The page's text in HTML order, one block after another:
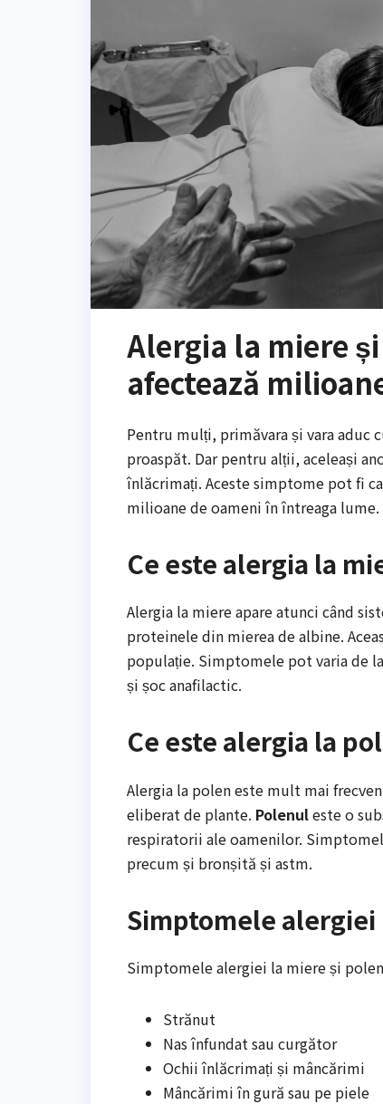
Alergia la miere
afectează
Pentru mulți, primăvara și vara
proaspăt. Dar pentru alții, aceleași
înlăcrimați. Aceste simptome pot fi
milioane de oameni în întreaga lume.
Ce este alergia la
Alergia la miere apare atunci când
proteinele din mierea de albine.
populație. Simptomele pot varia de
și șoc anafilactic.
Ce este alergia la
Alergia la polen este mult mai
eliberat de plante. Polenuleste o
respiratorii ale oamenilor.
precum și bronșită și astm.
Simptomele
Simptomele alergiei la miere și
Strănut
Nas înfundat sau curgător
Ochii înlăcrimați și mâncărimi
Mâncărimi în gură sau pe piele